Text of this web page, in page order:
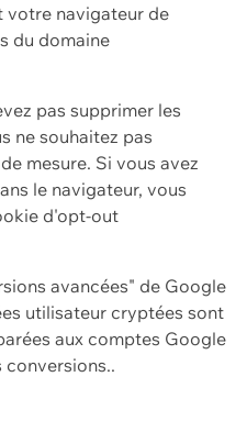
votre navigateur de
du domaine
pas supprimer les
ne souhaitez pas
mesure. Si vous avez
le navigateur, vous
d'opt-out
avancées" de Google
utilisateur cryptées sont
aux comptes Google